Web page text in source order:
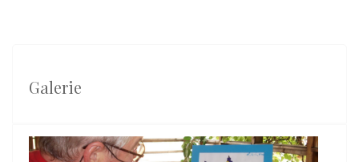
Galerie